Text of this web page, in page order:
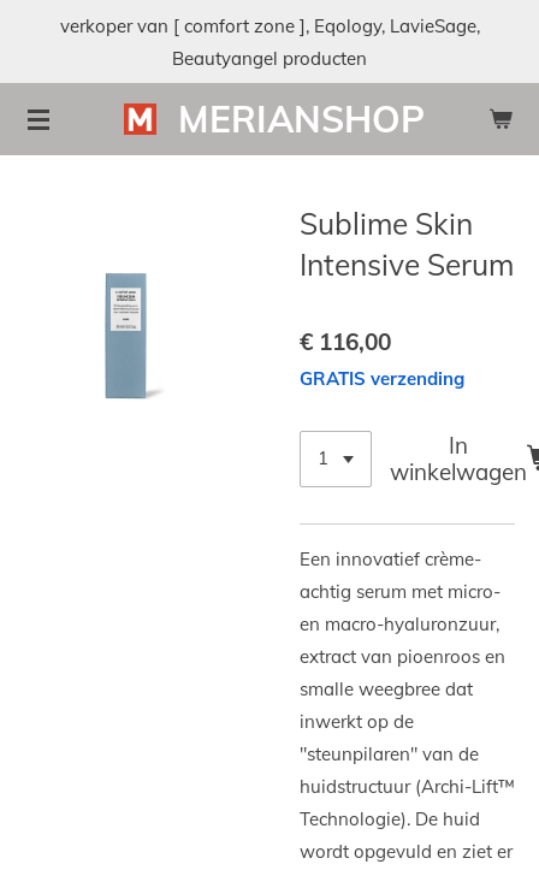
de
hoofdinhoud
MERIANSHOP
verkoper van [ comfort zone ], Eqology, LavieSage,
Beautyangel producten
Sublime Skin
Intensive Serum
€ 116,00
GRATIS verzending
In
winkelwagen
Een innovatief crème-
achtig serum met micro-
en macro-hyaluronzuur,
extract van pioenroos en
smalle weegbree dat
inwerkt op de
"steunpilaren" van de
huidstructuur (Archi-Lift™
Technologie). De huid
wordt opgevuld en ziet er